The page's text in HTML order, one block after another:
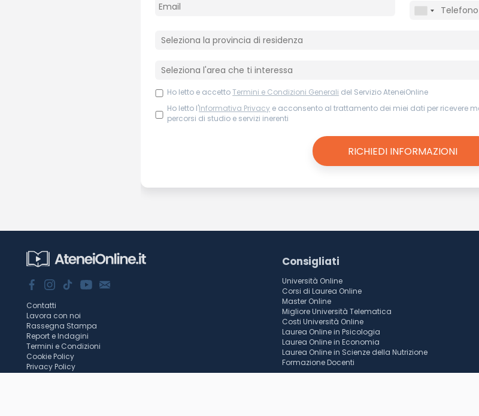
Ho letto e accettoTermini e Condizioni Generali del Servizio AteneiOnline
Ho letto l'Informativa Privacy e acconsento al trattamento dei miei dati per ricevere
percorsi di studio e servizi inerenti
Contatti
Lavora con noi
Rassegna Stampa
Report e Indagini
Termini e Condizioni
Cookie Policy
Privacy Policy
Consigliati
Università Online
Corsi di Laurea Online
Master Online
Migliore Università Telematica
Costi Università Online
Laurea Online in Psicologia
Laurea Online in Economia
Laurea Online in Scienze della Nutrizione
Formazione Docenti